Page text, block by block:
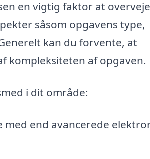
en vigtig faktor at
såsom opgavens type,
kan du forvente, at
kompleksiteten af opgaven.
i dit område:
end avancerede